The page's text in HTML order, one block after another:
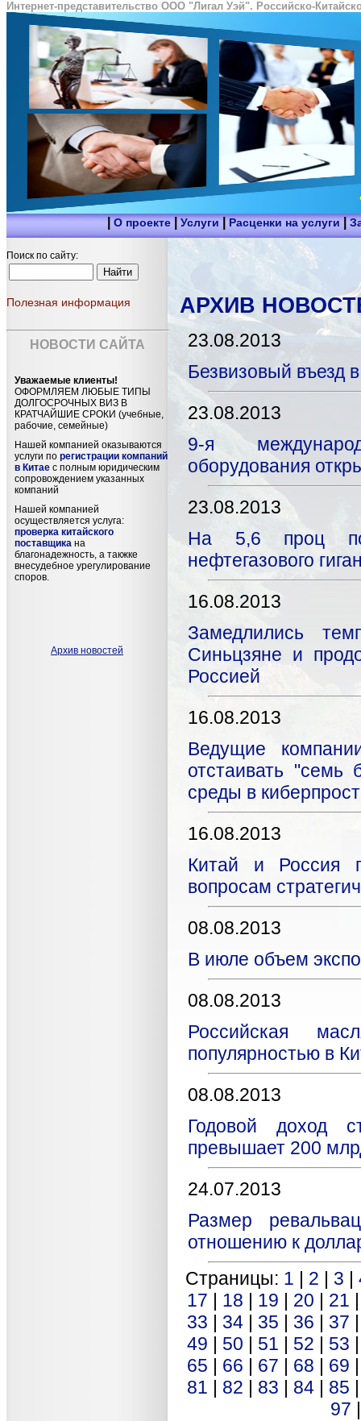
Интернет-представительство ООО "Лигал Уэй". Российско-
|О проекте|Услуги |Расценки на услуги|
Поиск по сайту:
Полезная информация
НОВОСТИ САЙТА
Уважаемые клиенты!
ОФОРМЛЯЕМ ЛЮБЫЕ ТИПЫ
ДОЛГОСРОЧНЫХ ВИЗ В
КРАТЧАЙШИЕ СРОКИ (учебные,
рабочие, семейные)
Нашей компанией оказываются
услуги по регистрации компаний
в Китае с полным юридическим
сопровождением указанных
компаний
Нашей компанией
осуществляется услуга:
проверка китайского
поставщика на
благонадежность, а такжке
внесудебное урегулирование
споров.
Архив новостей
АРХИВ
23.08.2013
Безвизовый въезд
23.08.2013
9-я
оборудования
23.08.2013
На 5,6 проц
нефтегазового
16.08.2013
Замедлились
Синьцзяне и
Россией
16.08.2013
Ведущие
отстаивать "семь
среды в
16.08.2013
Китай и Россия
вопросам
08.08.2013
В июле объем
08.08.2013
Российская
популярностью в
08.08.2013
Годовой доход
превышает 200
24.07.2013
Размер
отношению к
Страницы: 1 | 2 | 3 |
17 | 18 | 19 | 20 | 21
33 | 34| 35 | 36 | 37
49 | 50 | 51 | 52 | 53
65 | 66 | 67 | 68 | 69
81 | 82 | 83 | 84| 85
97